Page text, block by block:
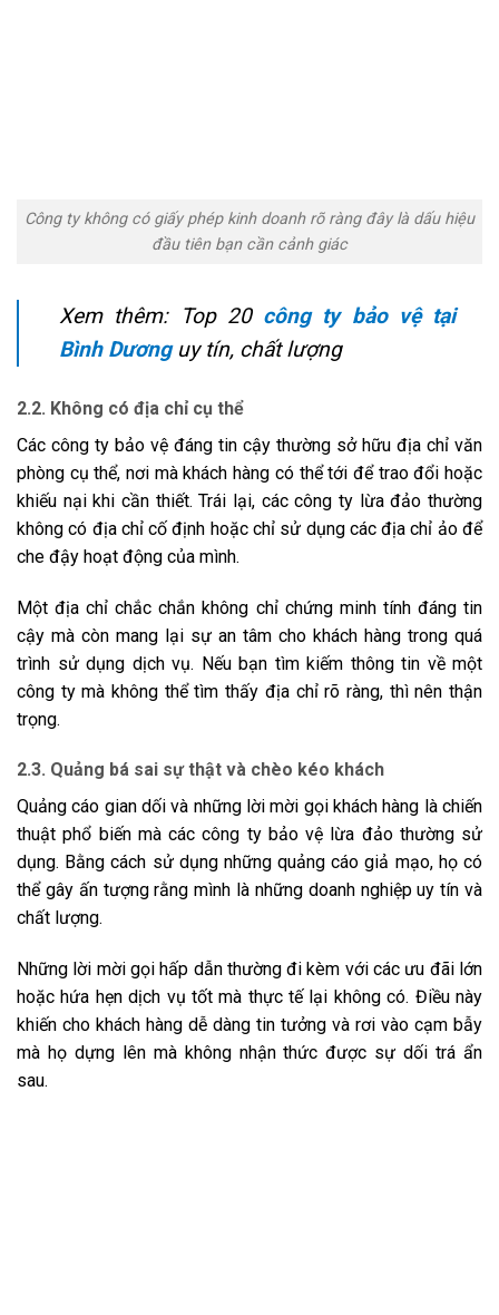
Công ty không có giấy phép kinh doanh rõ ràng đây là dấu hiệu
đầu tiên bạn cần cảnh giác
Xem thêm: Top 20 công ty bảo vệ tại
Bình Dươnguy tín, chất lượng
2.2. Không có địa chỉ cụ thể
Các công ty bảo vệ đáng tin cậy thường sở hữu địa chỉ văn
phòng cụ thể, nơi mà khách hàng có thể tới để trao đổi hoặc
khiếu nại khi cần thiết. Trái lại, các công ty lừa đảo thường
không có địa chỉ cố định hoặc chỉ sử dụng các địa chỉ ảo để
che đậy hoạt động của mình.
Một địa chỉ chắc chắn không chỉ chứng minh tính đáng tin
cậy mà còn mang lại sự an tâm cho khách hàng trong quá
trình sử dụng dịch vụ. Nếu bạn tìm kiếm thông tin về một
công ty mà không thể tìm thấy địa chỉ rõ ràng, thì nên thận
trọng.
2.3. Quảng bá sai sự thật và chèo kéo khách
Quảng cáo gian dối và những lời mời gọi khách hàng là chiến
thuật phổ biến mà các công ty bảo vệ lừa đảo thường sử
dụng. Bằng cách sử dụng những quảng cáo giả mạo, họ có
thể gây ấn tượng rằng mình là những doanh nghiệp uy tín và
chất lượng.
Những lời mời gọi hấp dẫn thường đi kèm với các ưu đãi lớn
hoặc hứa hẹn dịch vụ tốt mà thực tế lại không có. Điều này
khiến cho khách hàng dễ dàng tin tưởng và rơi vào cạm bẫy
mà họ dựng lên mà không nhận thức được sự dối trá ẩn
sau.